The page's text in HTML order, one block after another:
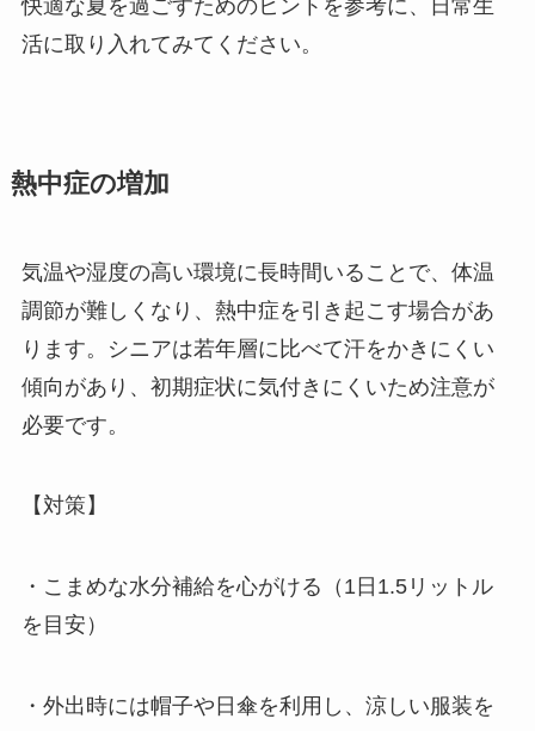
快適な夏を過ごすためのヒントを参考に、日常生
活に取り入れてみてください。
熱中症の増加
気温や湿度の高い環境に長時間いることで、体温
調節が難しくなり、熱中症を引き起こす場合があ
ります。シニアは若年層に比べて汗をかきにくい
傾向があり、初期症状に気付きにくいため注意が
必要です。
【対策】
・こまめな水分補給を心がける（1日1.5リットル
を目安）
・外出時には帽子や日傘を利用し、涼しい服装を